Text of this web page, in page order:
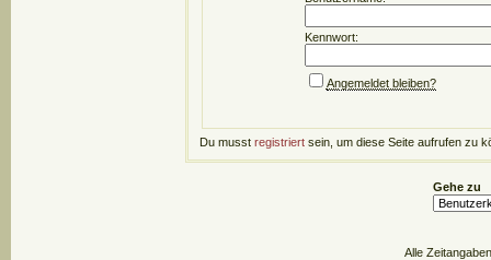
Kennwort:
Angemeldet bleiben?
Du musst registriert sein, um diese Seite aufrufen zu
Gehe zu
Alle